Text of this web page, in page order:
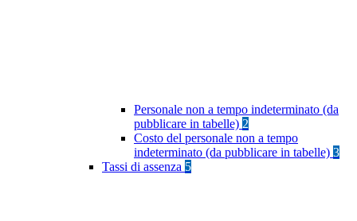
Personale non a tempo indeterminato (da
pubblicare in tabelle) 2
Costo del personale non a tempo
indeterminato (da pubblicare in tabelle) 3
Tassi di assenza 5